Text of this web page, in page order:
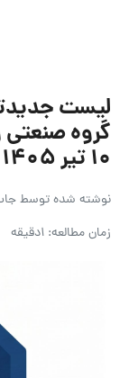
لیست
گروه صنعتی
۱۰ تیر ۱۴۰۵
نوشته شده توسط
زمان مطالعه: 1دقیقه